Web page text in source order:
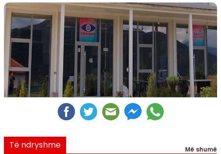
Të ndryshme Më shumë